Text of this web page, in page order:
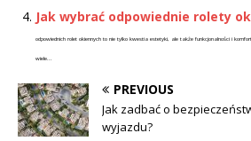
Jak wybrać odpowiednie rolety
odpowiednich rolet okiennych to nie tylko kwestia estetyki, ale także funkcjonalności i
wiele...
PREVIOUS
Jak zadbać o
wyjazdu?